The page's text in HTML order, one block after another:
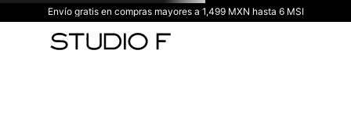
Envío gratis en compras mayores a 1,499 MXN hasta 6 MSI